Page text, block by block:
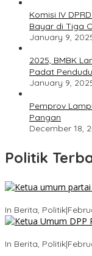
Komisi IV
Bayar di Tiga
January 9,
2025, BMBK
Padat
January 9,
Pemprov
Pangan
December 18,
Politik
In Berita, Politik|
In Berita, Politik|